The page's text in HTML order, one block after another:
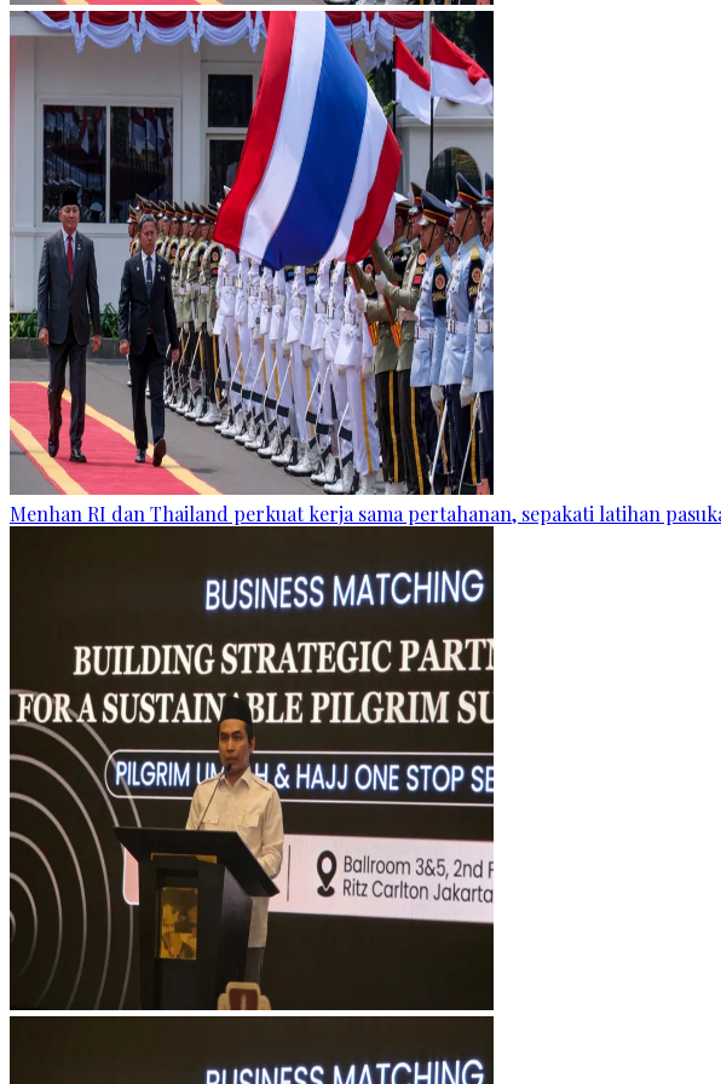
Menhan RI dan Thailand perkuat kerja sama pertahanan, sepakati latihan